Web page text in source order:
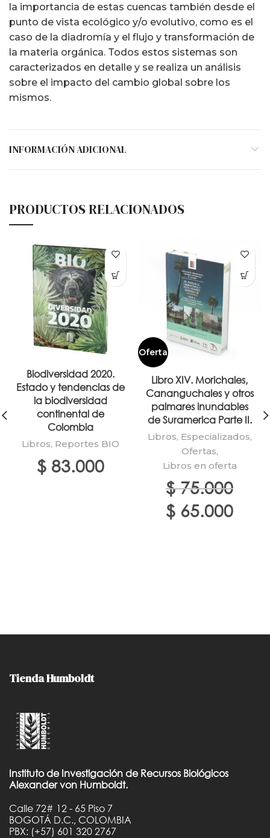
la importancia de estas cuencas también desde el
punto de vista ecológico y/o evolutivo, como es el
caso de la diadromía y el flujo y transformación de
la materia orgánica. Todos estos sistemas son
caracterizados en detalle y se realiza un análisis
sobre el impacto del cambio global sobre los
mismos.
INFORMACIÓN ADICIONAL
PRODUCTOS RELACIONADOS
Biodiversidad 2020.
Estado y tendencias de
la biodiversidad
continental de
Colombia
Libros, Reportes BIO
$ 83.000
Oferta
Libro XIV. Morichales,
Cananguchales y otros
palmares inundables
de Suramerica Parte II.
Libros, Especializados,
Ofertas,
Libros en oferta
$75.000
El
precio
$ 65.000precio
Tienda Humboldt
Instituto de Investigación de Recursos Biológicos
Alexander von Humboldt.
Calle 72# 12 - 65 Piso 7
BOGOTÁ D.C., COLOMBIA
PBX: (+57) 601 320 2767